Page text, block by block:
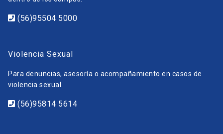
(56)95504 5000
Violencia Sexual
Para denuncias, asesoría o acompañamiento en casos de
violencia sexual.
(56)95814 5614